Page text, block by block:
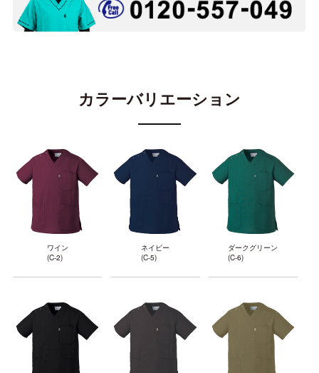
カラーバリエーション
ワイン
(C-2)
ネイビー
(C-5)
ダークグリーン
(C-6)